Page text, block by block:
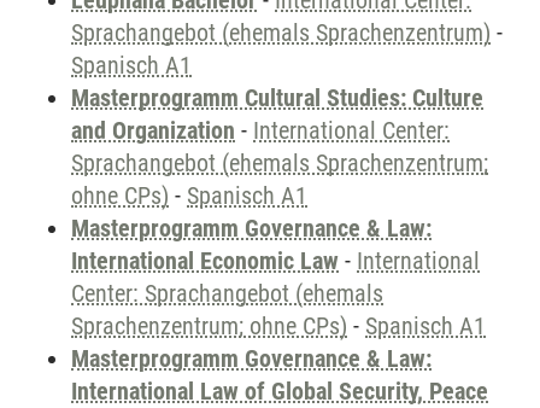
Sprachangebot (ehemals Sprachenzentrum) -
Spanisch A1
Masterprogramm Cultural Studies: Culture
and Organization - International Center:
Sprachangebot (ehemals Sprachenzentrum;
ohne CPs) - Spanisch A1
Masterprogramm Governance & Law:
International Economic Law - International
Center: Sprachangebot (ehemals
Sprachenzentrum; ohne CPs) - Spanisch A1
Masterprogramm Governance & Law:
International Law of Global Security, Peace